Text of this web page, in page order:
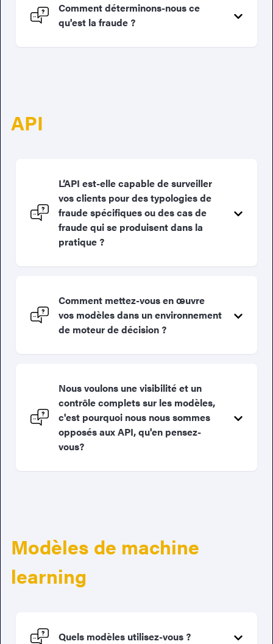
Comment déterminons-nous ce
qu'est la fraude ?
API
L’API est-elle capable de surveiller
vos clients pour des typologies de
fraude spécifiques ou des cas de
fraude qui se produisent dans la
pratique ?
Comment mettez-vous en œuvre
vos modèles dans un environnement
de moteur de décision ?
Nous voulons une visibilité et un
contrôle complets sur les modèles,
c'est pourquoi nous nous sommes
opposés aux API, qu'en pensez-
vous?
Modèles de machine
learning
Quels modèles utilisez-vous ?